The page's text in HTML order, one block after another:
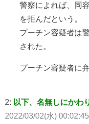
警察によれば、同
を拒んだという。
プーチン容疑者は
された。
プーチン容疑者に
2: 以下、名無しにかわ
2022/03/02(水)